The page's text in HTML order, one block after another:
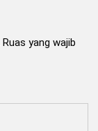
Ruas yang wajib